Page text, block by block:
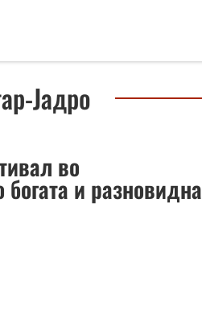
Јадро
во
богата и разновидна